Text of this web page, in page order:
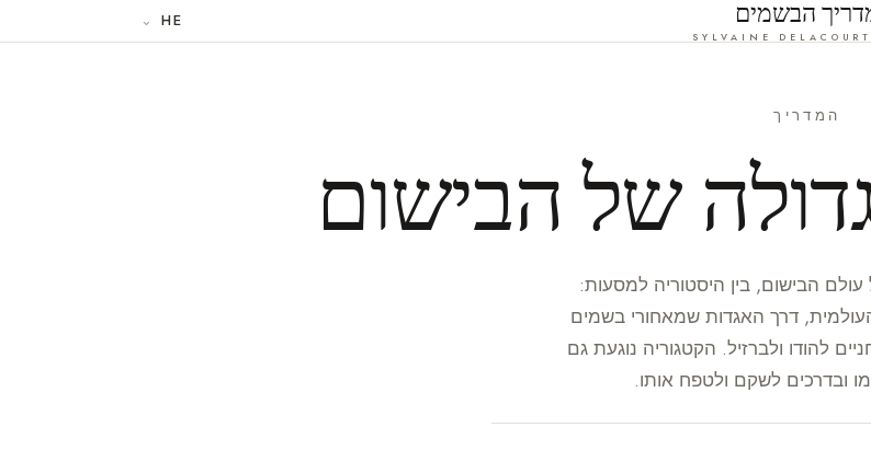
הבשמים HE
המדריך
של הבישום
עולם הבישום, בין היסטוריה למסעות:
דרך האגדות שמאחורי בשמים
להודו ולברזיל. הקטגוריה נוגעת גם
ובדרכים לשקם ולטפח אותו.